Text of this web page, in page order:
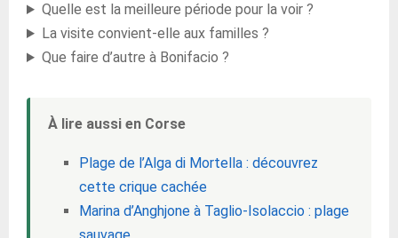
Quelle est la meilleure période pour la voir ?
La visite convient-elle aux familles ?
Que faire d’autre à Bonifacio ?
À lire aussi en Corse
Plage de l’Alga di Mortella : découvrez
cette crique cachée
Marina d’Anghjone à Taglio-Isolaccio : plage